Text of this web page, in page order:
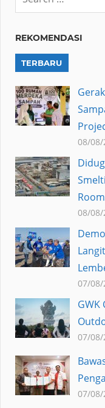
REKOMENDASI
TERBARU
08/08/
08/08/
07/08/
GWK
07/08/
07/08/